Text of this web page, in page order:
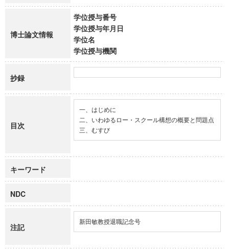
博士論文情報
学位授与番号
学位授与年月日
学位名
学位授与機関
抄録
目次
一、はじめに
二、いわゆるロー・スクール構想の概要と問題点
三、むすび
キーワード
NDC
注記
新田敏教授退職記念号